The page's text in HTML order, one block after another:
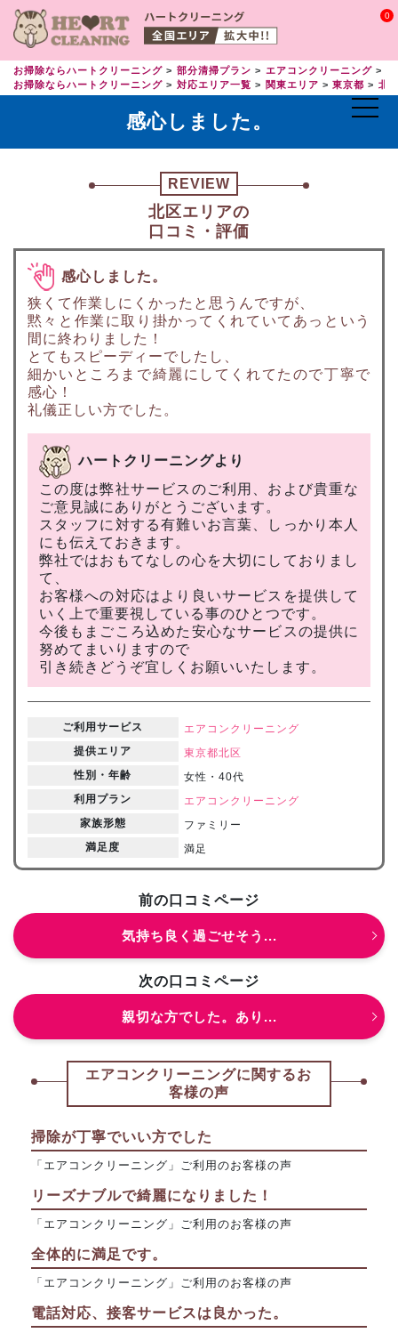
0
お掃除ならハートクリーニング 部分清掃プラン エアコンクリーニング
お掃除ならハートクリーニング
対応エリア一覧 関東エリア 東京都 北
感心しました。
REVIEW
北区エリアの
口コミ・評価
感心しました。
狭くて作業しにくかったと思うんですが、
黙々と作業に取り掛かってくれていてあっという
間に終わりました！
とてもスピーディーでしたし、
細かいところまで綺麗にしてくれてたので丁寧で
感心！
礼儀正しい方でした。
ハートクリーニングより
この度は弊社サービスのご利用、および貴重な
ご意見誠にありがとうございます。
スタッフに対する有難いお言葉、しっかり本人
にも伝えておきます。
弊社ではおもてなしの心を大切にしておりまし
て、
お客様への対応はより良いサービスを提供して
いく上で重要視している事のひとつです。
今後もまごころ込めた安心なサービスの提供に
努めてまいりますので
引き続きどうぞ宜しくお願いいたします。
ご利用サービス
エアコンクリーニング
提供エリア
東京都北区
性別・年齢
女性・40代
利用プラン
エアコンクリーニング
家族形態
ファミリー
満足度
満足
前の口コミページ
気持ち良く過ごせそう...
次の口コミページ
親切な方でした。あり...
エアコンクリーニングに関するお
客様の声
掃除が丁寧でいい方でした
「エアコンクリーニング」ご利用のお客様の声
リーズナブルで綺麗になりました！
「エアコンクリーニング」ご利用のお客様の声
全体的に満足です。
「エアコンクリーニング」ご利用のお客様の声
電話対応、接客サービスは良かった。